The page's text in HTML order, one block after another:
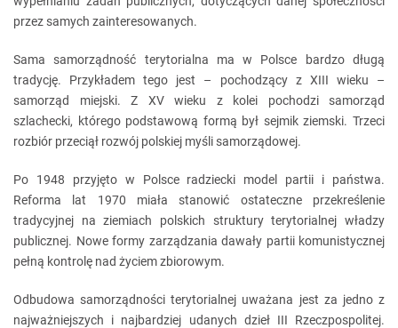
przez samych zainteresowanych.
Sama samorządność terytorialna ma w Polsce bardzo długą
tradycję. Przykładem tego jest – pochodzący z XIII wieku –
samorząd miejski. Z XV wieku z kolei pochodzi samorząd
szlachecki, którego podstawową formą był sejmik ziemski. Trzeci
rozbiór przeciął rozwój polskiej myśli samorządowej.
Po 1948 przyjęto w Polsce radziecki model partii i państwa.
Reforma lat 1970 miała stanowić ostateczne przekreślenie
tradycyjnej na ziemiach polskich struktury terytorialnej władzy
publicznej. Nowe formy zarządzania dawały partii komunistycznej
pełną kontrolę nad życiem zbiorowym.
Odbudowa samorządności terytorialnej uważana jest za jedno z
najważniejszych i najbardziej udanych dzieł III Rzeczpospolitej.